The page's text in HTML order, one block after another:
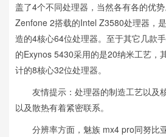
盖了4个不同处理器，当然各有各的优
Zenfone 2搭载的Intel Z3580处理器，
造的4核心64位处理器。至于其它几款
的Exynos 5430采用的是20纳米工艺，
计的8核心32位处理器。
友情提示：处理器的制造工艺以及
以及散热有着紧密联系。
分辨率方面，魅族 mx4 pro同努比